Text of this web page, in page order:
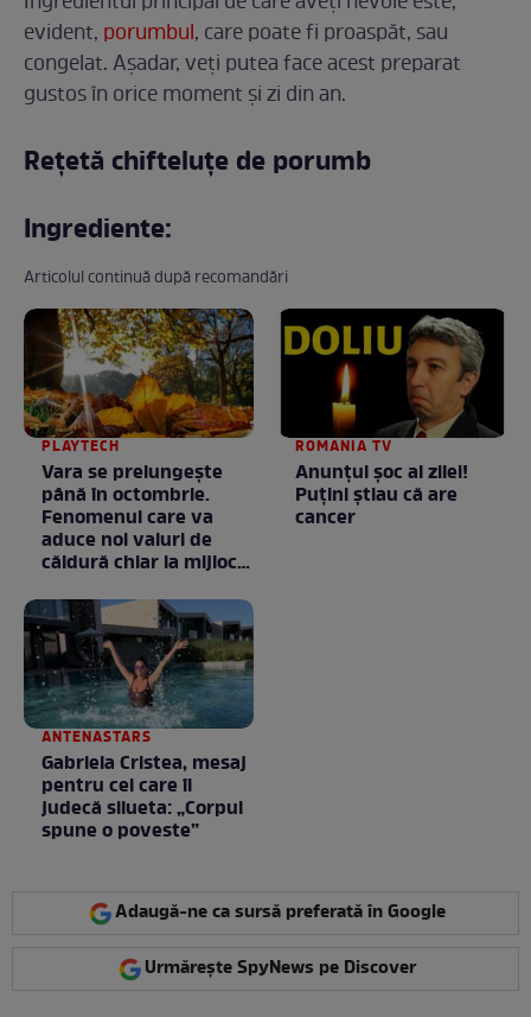
evident, porumbul, care poate fi proaspăt, sau
congelat. Așadar, veți putea face acest preparat
gustos în orice moment și zi din an.
Rețetă chifteluțe de porumb
Ingrediente:
Articolul continuă după recomandări
PLAYTECH
Vara se prelungeşte
până în octombrie.
Fenomenul care va
aduce noi valuri de
căldură chiar la mijlocul
ROMANIA TV
Anunţul şoc al zilei!
Puţini ştiau că are
cancer
ANTENASTARS
Gabriela Cristea, mesaj
pentru cei care îi
judecă silueta: „Corpul
spune o poveste”
Adaugă-ne ca sursă preferată în Google
Urmărește SpyNews pe Discover